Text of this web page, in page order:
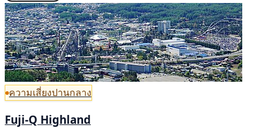
ความเสี่ยงปานกลาง
Fuji-Q Highland